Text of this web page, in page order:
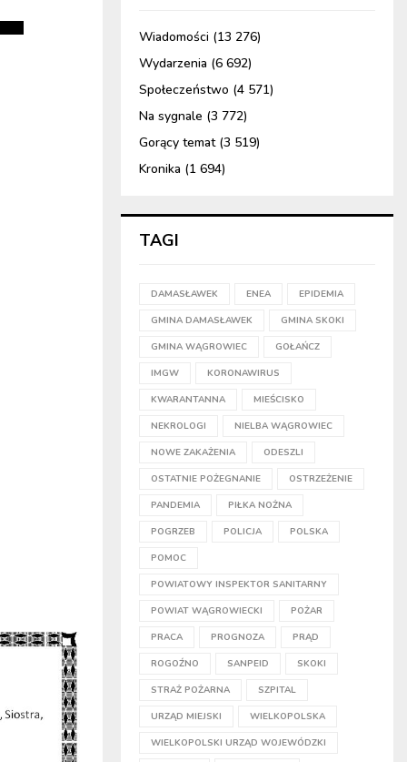
Wiadomości (13 276)
Wydarzenia (6 692)
Społeczeństwo (4 571)
Na sygnale (3 772)
Gorący temat(3 519)
Kronika (1 694)
TAGI
DAMASŁAWEK ENEA EPIDEMIA
GMINA DAMASŁAWEK GMINA SKOKI
GMINA WĄGROWIEC GOŁAŃCZ
IMGW KORONAWIRUS
KWARANTANNA MIEŚCISKO
NEKROLOGI NIELBA WĄGROWIEC
NOWE ZAKAŻENIA ODESZLI
OSTATNIE POŻEGNANIE OSTRZEŻENIE
PANDEMIA PIŁKA NOŻNA
POGRZEB POLICJA POLSKA
POMOC
POWIATOWY INSPEKTOR SANITARNY
POWIAT WĄGROWIECKI POŻAR
PRACA PROGNOZA PRĄD
ROGOŹNO SANPEID SKOKI
STRAŻ POŻARNA SZPITAL
URZĄD MIEJSKI WIELKOPOLSKA
WIELKOPOLSKI URZĄD WOJEWÓDZKI